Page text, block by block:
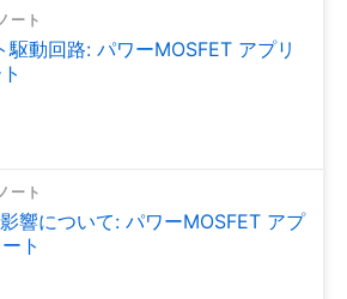
ート
駆動回路: パワーMOSFET アプリ
ート
響について: パワーMOSFET アプ
ト